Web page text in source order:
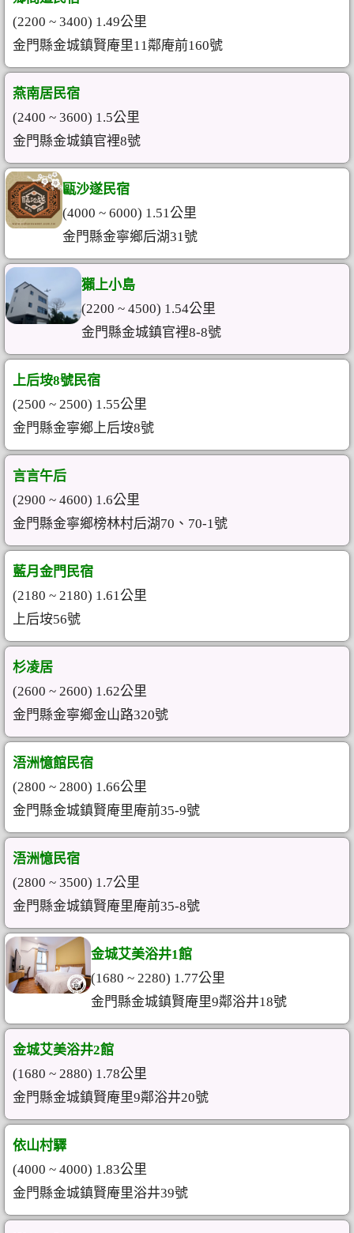
(2200 ~ 3400) 1.49公里
金門縣金城鎮賢庵里11鄰庵前160號
燕南居民宿
(2400 ~ 3600) 1.5公里
金門縣金城鎮官裡8號
甌沙遂民宿
(4000 ~ 6000) 1.51公里
金門縣金寧鄉后湖31號
獺上小島
(2200 ~ 4500) 1.54公里
金門縣金城鎮官裡8-8號
上后垵8號民宿
(2500 ~ 2500) 1.55公里
金門縣金寧鄉上后垵8號
言言午后
(2900 ~ 4600) 1.6公里
金門縣金寧鄉榜林村后湖70、70-1號
藍月金門民宿
(2180 ~ 2180) 1.61公里
上后垵56號
杉凌居
(2600 ~ 2600) 1.62公里
金門縣金寧鄉金山路320號
浯洲憶館民宿
(2800 ~ 2800) 1.66公里
金門縣金城鎮賢庵里庵前35-9號
浯洲憶民宿
(2800 ~ 3500) 1.7公里
金門縣金城鎮賢庵里庵前35-8號
金城艾美浴井1館
(1680 ~ 2280) 1.77公里
金門縣金城鎮賢庵里9鄰浴井18號
金城艾美浴井2館
(1680 ~ 2880) 1.78公里
金門縣金城鎮賢庵里9鄰浴井20號
依山村驛
(4000 ~ 4000) 1.83公里
金門縣金城鎮賢庵里浴井39號